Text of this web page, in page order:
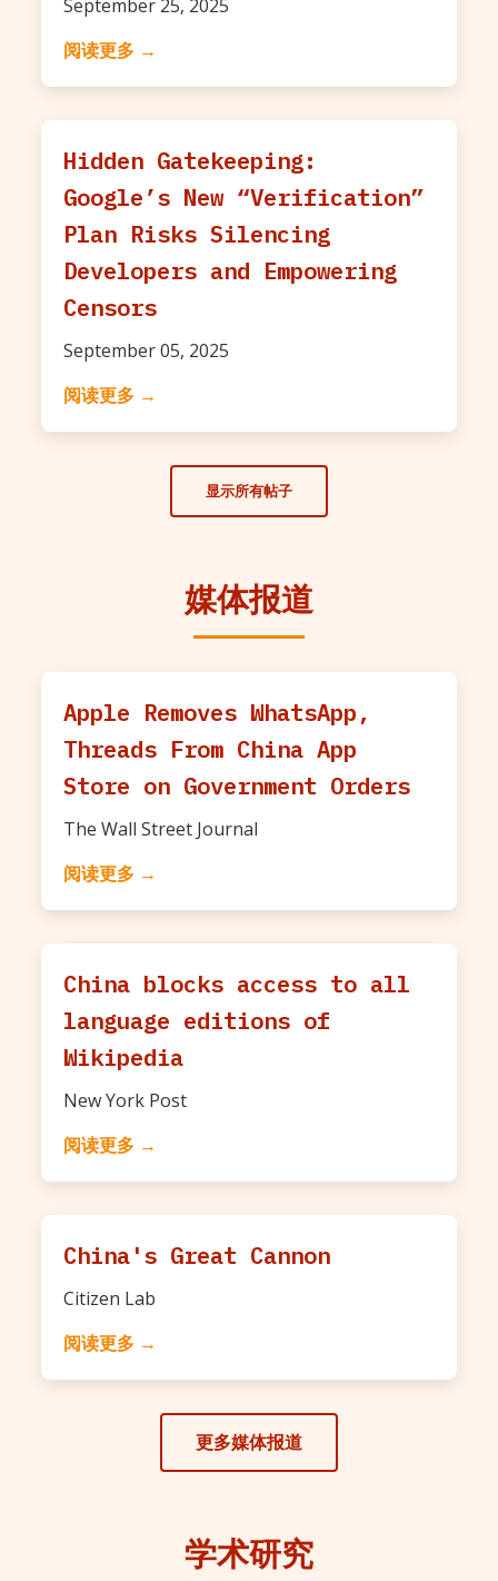
September 25, 2025
阅读更多 →
Hidden Gatekeeping:
Google’s New “Verification”
Plan Risks Silencing
Developers and Empowering
Censors
September 05, 2025
阅读更多 →
显示所有帖子
媒体报道
Apple Removes WhatsApp,
Threads From China App
Store on Government Orders
The Wall Street Journal
阅读更多 →
China blocks access to all
language editions of
Wikipedia
New York Post
阅读更多 →
China's Great Cannon
Citizen Lab
阅读更多 →
更多媒体报道
学术研究